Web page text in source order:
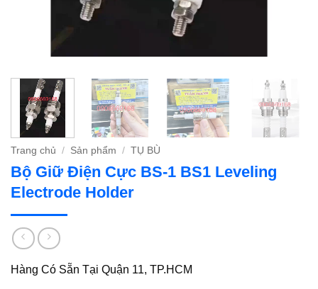
Trang chủ / Sản phẩm / TỤ BÙ
Bộ Giữ Điện Cực BS-1 BS1 Leveling
Electrode Holder
Hàng Có Sẵn Tại Quận 11, TP.HCM